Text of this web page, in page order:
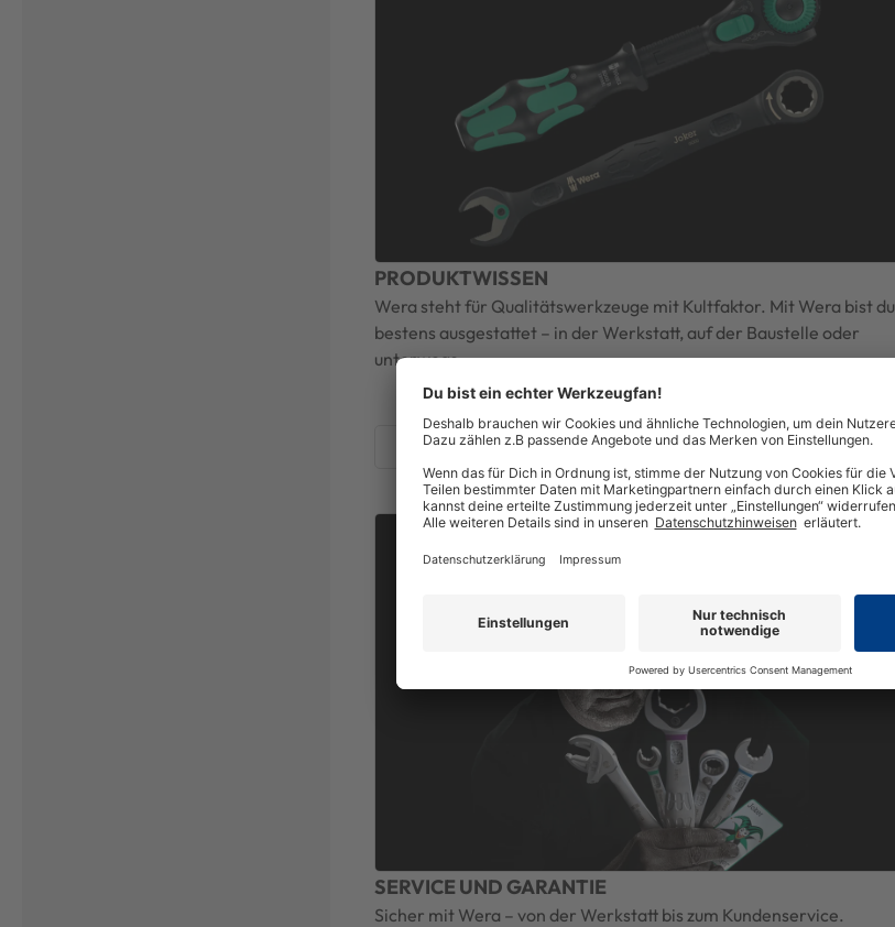
PRODUKTWISSEN
Wera steht für Qualitätswerkzeuge mit Kultfaktor. Mit Wera bist du
bestens ausgestattet – in der Werkstatt, auf der Baustelle oder
unterwegs.
Entdecke Wera Werkzeuge
SERVICE UND GARANTIE
Sicher mit Wera – von der Werkstatt bis zum Kundenservice.